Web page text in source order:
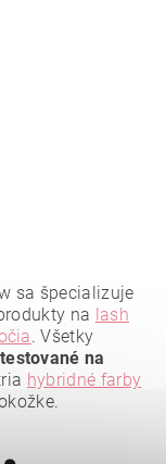
sa špecializuje
na lash
. Všetky
na
hybridné farby